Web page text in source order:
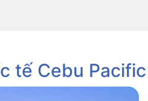
tế Cebu Pacific